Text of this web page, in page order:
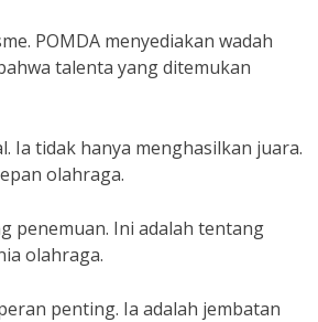
POMDA menyediakan wadah
talenta yang ditemukan
Ia tidak hanya menghasilkan juara.
olahraga.
penemuan. Ini adalah tentang
olahraga.
penting. Ia adalah jembatan